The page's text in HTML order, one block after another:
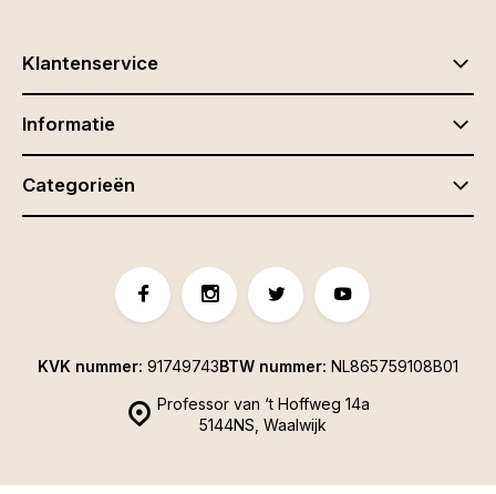
Klantenservice
Informatie
Categorieën
Professor van ‘t Hoffweg 14a
5144NS, Waalwijk
KVK nummer: 91749743BTW nummer: NL865759108B01